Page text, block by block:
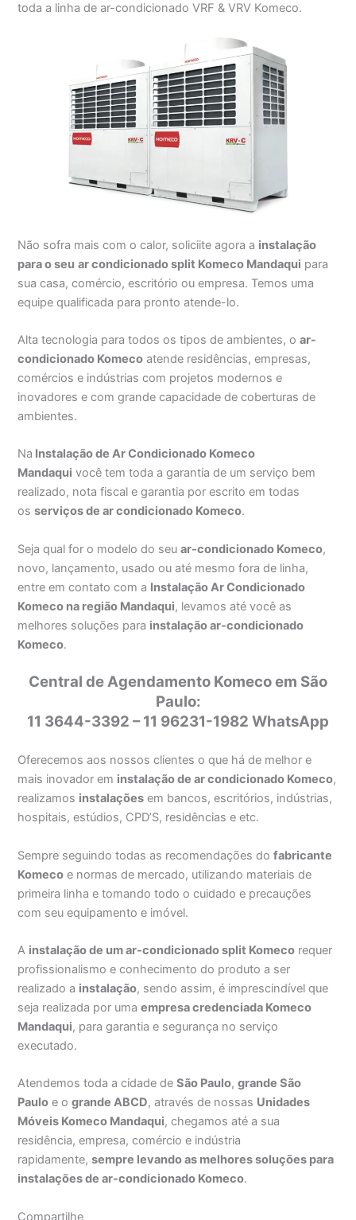
toda a linha de ar-condicionado VRF & VRV Komeco.
Não sofra mais com o calor, soliciite agora a instalação
para o seu ar condicionado split Komeco Mandaqui para
sua casa, comércio, escritório ou empresa. Temos uma
equipe qualificada para pronto atende-lo.
Alta tecnologia para todos os tipos de ambientes, oar-
condicionado Komeco atende residências, empresas,
comércios e indústrias com projetos modernos e
inovadores e com grande capacidade de coberturas de
ambientes.
Na Instalação de Ar Condicionado Komeco
Mandaqui você tem toda a garantia de um serviço bem
realizado, nota fiscal e garantia por escrito em todas
osserviços de ar condicionado Komeco.
Seja qual for o modelo do seuar-condicionado Komeco,
novo, lançamento, usado ou até mesmo fora de linha,
entre em contato com a Instalação Ar Condicionado
Komeco na região Mandaqui, levamos até você as
melhores soluções para instalação ar-condicionado
Komeco.
Central de Agendamento Komeco em São
Paulo:
11 3644-3392 – 11 96231-1982 WhatsApp
Oferecemos aos nossos clientes o que há de melhor e
mais inovador em instalação de ar condicionado Komeco,
realizamos instalações em bancos, escritórios, indústrias,
hospitais, estúdios, CPD’S, residências e etc.
Sempre seguindo todas as recomendações dofabricante
Komeco e normas de mercado, utilizando materiais de
primeira linha e tomando todo o cuidado e precauções
com seu equipamento e imóvel.
A instalação de um ar-condicionado split Komeco requer
profissionalismo e conhecimento do produto a ser
realizado a instalação, sendo assim, é imprescindível que
seja realizada por umaempresa credenciada Komeco
Mandaqui, para garantia e segurança no serviço
executado.
Atendemos toda a cidade deSão Paulo,grande São
Paulo e ogrande ABCD, através de nossas Unidades
Móveis Komeco Mandaqui, chegamos até a sua
residência, empresa, comércio e indústria
rapidamente,sempre levando as melhores soluções para
instalações de ar-condicionado Komeco.
Compartilhe